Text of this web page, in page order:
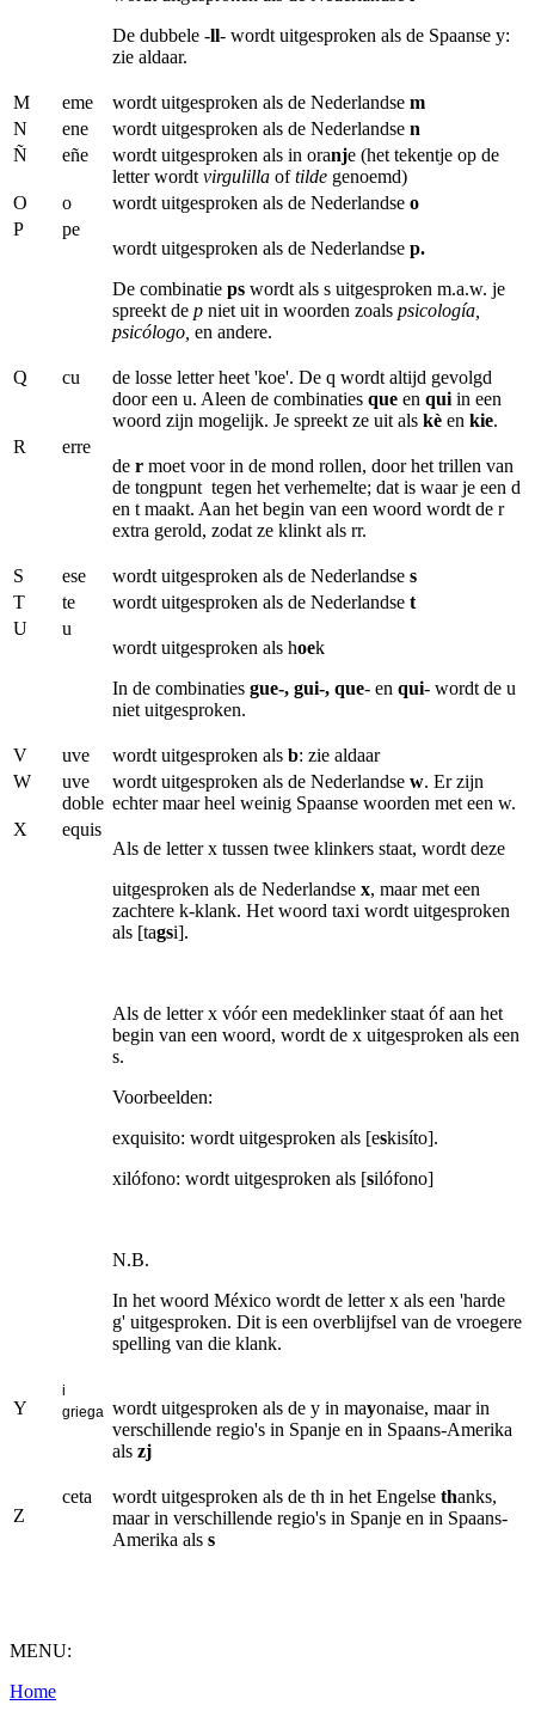
De dubbele -ll- wordt uitgesproken als de Spaanse y:
zie aldaar.
M eme wordt uitgesproken als de Nederlandse m
N
ene wordt uitgesproken als de Nederlandse n
Ñ
eñe wordt uitgesproken als in oranje (het tekentje op de
letter wordt virgulilla oftilde genoemd)
O
o wordt uitgesproken als de Nederlandse o
P
pe
wordt uitgesproken als de Nederlandse p.
De combinatie ps wordt als s uitgesproken m.a.w. je
spreekt de p niet uit in woorden zoals psicología,
psicólogo, en andere.
Q cu
de losse letter heet 'koe'. De q wordt altijd gevolgd
door een u. Aleen de combinaties que en qui in een
woord zijn mogelijk. Je spreekt ze uit als kè en kie.
R
erre
de r moet voor in de mond rollen, door het trillen van
de tongpunt tegen het verhemelte; dat is waar je een d
en t maakt. Aan het begin van een woord wordt de r
extra gerold, zodat ze klinkt als rr.
S ese wordt uitgesproken als de Nederlandse s
T
te wordt uitgesproken als de Nederlandse t
U
u
wordt uitgesproken als hoek
In de combinaties gue-, gui-, que- en qui- wordt de u
niet uitgesproken.
V uve wordt uitgesproken als b: zie aldaar
W
uve
doble
wordt uitgesproken als de Nederlandse w. Er zijn
echter maar heel weinig Spaanse woorden met een w.
X
equis
Als de letter x tussen twee klinkers staat, wordt deze
uitgesproken als de Nederlandse x, maar met een
zachtere k-klank. Het woord taxi wordt uitgesproken
als [tagsi].
Als de letter x vóór een medeklinker staat óf aan het
begin van een woord, wordt de x uitgesproken als een
s.
Voorbeelden:
exquisito: wordt uitgesproken als [eskisíto].
xilófono: wordt uitgesproken als [silófono]
N.B.
In het woord México wordt de letter x als een 'harde
g' uitgesproken. Dit is een overblijfsel van de vroegere
spelling van die klank.
Y
i
griega wordt uitgesproken als de y in mayonaise, maar in
verschillende regio's in Spanje en in Spaans-Amerika
als zj
Z
ceta wordt uitgesproken als de th in het Engelse thanks,
maar in verschillende regio's in Spanje en in Spaans-
Amerika als s
MENU:
Home